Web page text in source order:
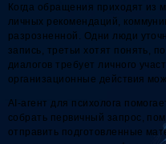
Когда обращения приходят из
личных рекомендаций,
разрозненной. Одни люди
запись, третьи хотят понять,
диалогов требует личного
организационные действия
AI-агент для психолога
собрать первичный запрос,
отправить подготовленные